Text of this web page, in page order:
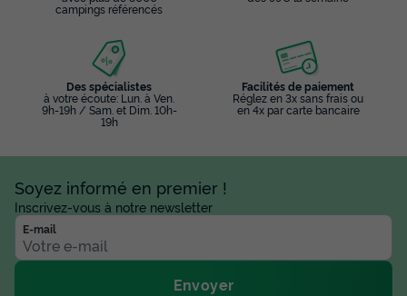
campings référencés
Des spécialistes
à votre écoute: Lun. à Ven.
9h-19h / Sam. et Dim. 10h-
19h
Facilités de paiement
Réglez en 3x sans frais ou
en 4x par carte bancaire
Soyez informé en premier !
Inscrivez-vous à notre newsletter
E-mail
Envoyer